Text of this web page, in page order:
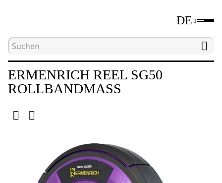
DE
Hauptseite
ERMENRICH REEL SG50
ROLLBANDMASS